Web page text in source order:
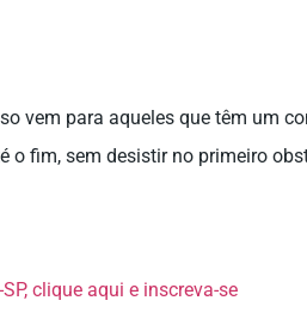
vem para aqueles que têm um
o fim, sem desistir no primeiro
clique aqui e inscreva-se